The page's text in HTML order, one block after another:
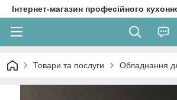
Інтернет-магазин професійного
Товари та послуги Обладнання